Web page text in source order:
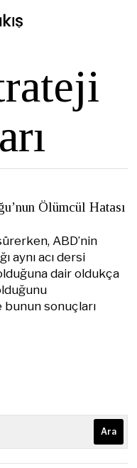
Ölümcül Hatası
ABD’nin
aynı acı dersi
dair oldukça
sonuçları
Ara